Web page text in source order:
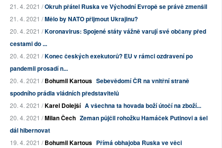
21. 4. 2021 /Okruh přátel Ruska ve Východní Evropě se právě zmenšil
21. 4. 2021 /Mělo by NATO přijmout Ukrajinu?
20. 4. 2021 /Koronavirus: Spojené státy vážně varují své občany před
cestami do ...
20. 4. 2021 /Konec českých exekutorů? EU v rámci ozdravení po
pandemii prosadí n...
20. 4. 2021 /Bohumil Kartous Sebevědomí ČR na vnitřní straně
spodního prádla vládních představitelů
20. 4. 2021 /Karel Dolejší A všechna ta hovada boží útočí na zboží...
20. 4. 2021 /Milan Čech Zeman půjčil rohožku Hamáček Putinovi a šel
dál hibernovat
19. 4. 2021 /Bohumil Kartous Přímá obhajoba Ruska ve věci